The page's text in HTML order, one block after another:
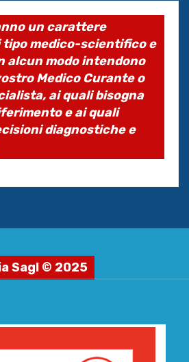
un carattere
medico-scientifico e
alcun modo intendono
Medico Curante o
ai quali bisogna
e ai quali
diagnostiche e
Sagl © 2025